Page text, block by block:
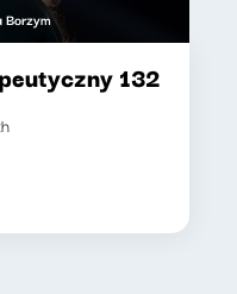
Borzym
132